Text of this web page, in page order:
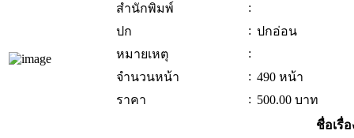
สำนักพิมพ์
:
ปก
: ปกอ่อน
หมายเหตุ
:
จำนวนหน้า
: 490 หน้า
ราคา
: 500.00 บาท
ชื่อเรื่อ